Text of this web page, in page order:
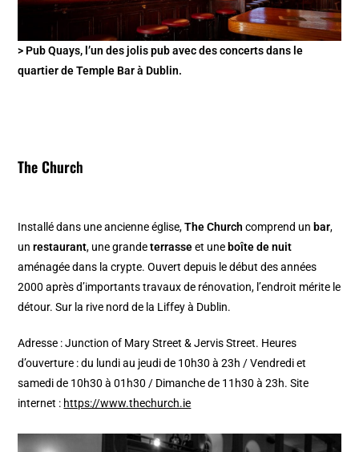
> Pub Quays, l’un des jolis pub avec des concerts dans le
quartier de Temple Bar à Dublin.
The Church
Installé dans une ancienne église,The Church comprend un bar,
unrestaurant, une grandeterrasseet une boîte de nuit
aménagée dans la crypte. Ouvert depuis le début des années
2000 après d’importants travaux de rénovation, l’endroit mérite le
détour. Sur la rive nord de la Liffey à Dublin.
Adresse : Junction of Mary Street & Jervis Street. Heures
d’ouverture : du lundi au jeudi de 10h30 à 23h / Vendredi et
samedi de 10h30 à 01h30 / Dimanche de 11h30 à 23h. Site
internet : https://www.thechurch.ie